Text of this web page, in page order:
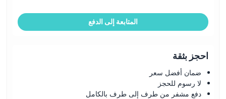
المتابعة إلى الدفع
احجز بثقة
ضمان أفضل سعر
لا رسوم للحجز
دفع مشفر من طرف إلى طرف بالكامل